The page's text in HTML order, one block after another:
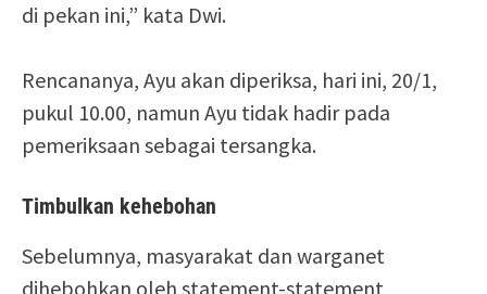
di pekan ini,” kata Dwi.
Rencananya, Ayu akan diperiksa, hari ini, 20/1,
pukul 10.00, namun Ayu tidak hadir pada
pemeriksaan sebagai tersangka.
Timbulkan kehebohan
Sebelumnya, masyarakat dan warganet
dihebohkan oleh statement-statement